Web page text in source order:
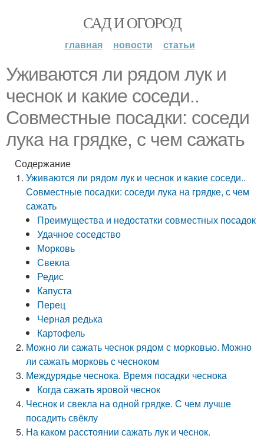
САД И ОГОРОД
главная новости статьи
Уживаются ли рядом лук и
чеснок и какие соседи..
Совместные посадки: соседи
лука на грядке, с чем сажать
Содержание
Уживаются ли рядом лук и чеснок и какие соседи..
Совместные посадки: соседи лука на грядке, с чем
сажать
Преимущества и недостатки совместных посадок
Удачное соседство
Морковь
Свекла
Редис
Капуста
Перец
Черная редька
Картофель
Можно ли сажать чеснок рядом с морковью. Можно
ли сажать морковь с чесноком
Междурядье чеснока. Время посадки чеснока
Когда сажать яровой чеснок
Чеснок и свекла на одной грядке. С чем лучше
посадить свёклу
На каком расстоянии сажать лук и чеснок.